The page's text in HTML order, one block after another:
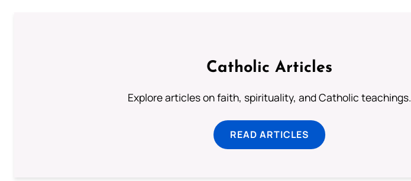
Catholic Articles
Explore articles on faith, spirituality, and Catholic teachings.
READ ARTICLES